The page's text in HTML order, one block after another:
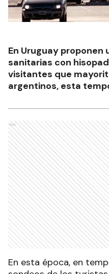
En Uruguay proponen
sanitarias con
visitantes que
argentinos, esta
Ads
En esta época, en